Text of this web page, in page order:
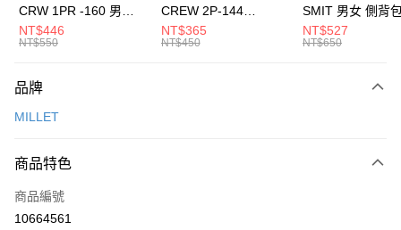
元大商業銀行
台灣樂天信用卡公司
全盈+PAY
AFTEE先享後付
【關於「AFTEE先享後付」】
便利好安心！
３．安心：先確認商品／服務後，再付款。
【「AFTEE先享後付」結帳流程】
１．於結帳方式選擇「AFTEE先享後付」後，將跳轉至「AFTEE先享後付」
運送方式
每筆NT$100，滿NT$1,500(含以上)免運費
宅配
每筆NT$100，滿NT$1,500(含以上)免運費
CRW 1PR -160 男女
中統襪 FZ3393100
NT$446
NT$550
CREW 2P-144
EMBRDY 男女 短統襪
FZ3073133
NT$365
NT$450
SMIT 男女 側背
BA5871010
NT$527
NT$650
品牌
MILLET
商品特色
商品編號
10664561